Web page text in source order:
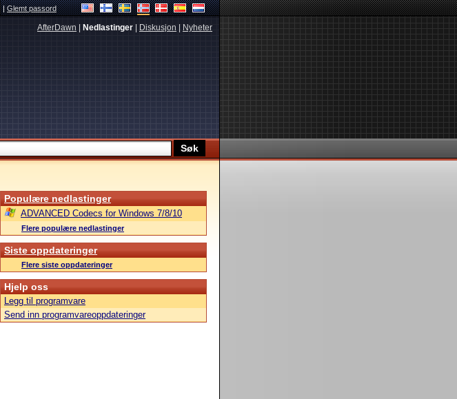
|Glemt passord
AfterDawn Nedlastinger Diskusjon Nyheter
Populære nedlastinger
ADVANCED Codecs for Windows 7/8/10
Flere populære nedlastinger
Siste oppdateringer
Flere siste oppdateringer
Hjelp oss
Legg til programvare
Send inn programvareoppdateringer